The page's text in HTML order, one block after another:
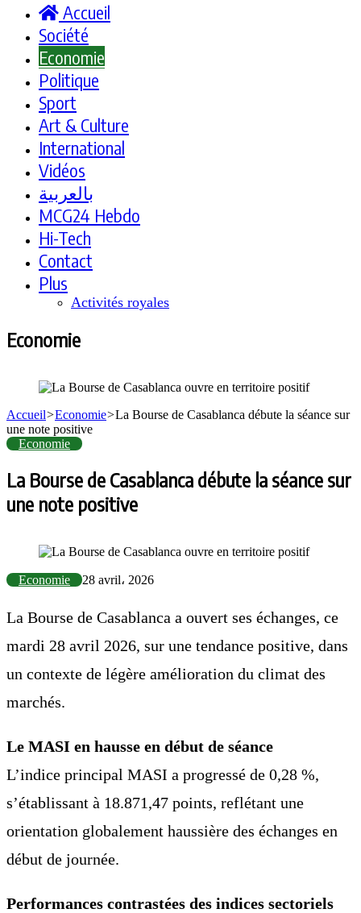
Accueil
Société
Economie
Politique
Sport
Art & Culture
International
Vidéos
بالعربية
MCG24 Hebdo
Hi-Tech
Contact
Plus
Activités royales
Economie
Accueil>Economie>La Bourse de Casablanca débute la séance sur
une note positive
Economie
La Bourse de Casablanca débute la séance sur
une note positive
Economie 28 avril، 2026
La Bourse de Casablanca a ouvert ses échanges, ce
mardi 28 avril 2026, sur une tendance positive, dans
un contexte de légère amélioration du climat des
marchés.
Le MASI en hausse en début de séance
L’indice principal MASI a progressé de 0,28 %,
s’établissant à 18.871,47 points, reflétant une
orientation globalement haussière des échanges en
début de journée.
Performances contrastées des indices sectoriels